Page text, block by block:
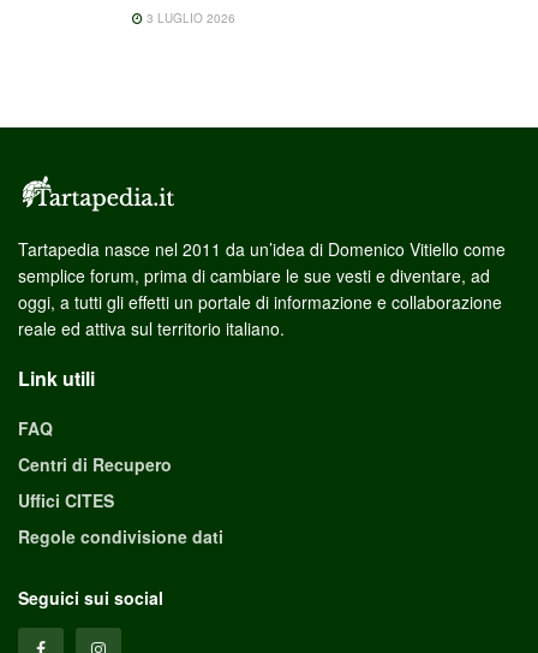
3 LUGLIO 2026
Tartapedia nasce nel 2011 da un’idea di Domenico Vitiello come
semplice forum, prima di cambiare le sue vesti e diventare, ad
oggi, a tutti gli effetti un portale di informazione e collaborazione
reale ed attiva sul territorio italiano.
Link utili
FAQ
Centri di Recupero
Uffici CITES
Regole condivisione dati
Seguici sui social